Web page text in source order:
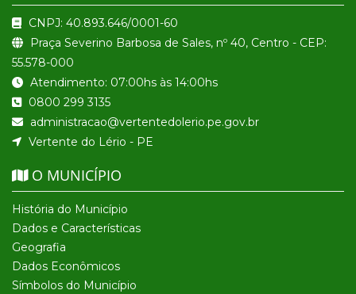
CNPJ: 40.893.646/0001-60
Praça Severino Barbosa de Sales, nº 40, Centro - CEP:
55.578-000
Atendimento: 07:00hs às 14:00hs
0800 299 3135
administracao@vertentedolerio.pe.gov.br
Vertente do Lério - PE
O MUNICÍPIO
História do Município
Dados e Características
Geografia
Dados Econômicos
Símbolos do Município